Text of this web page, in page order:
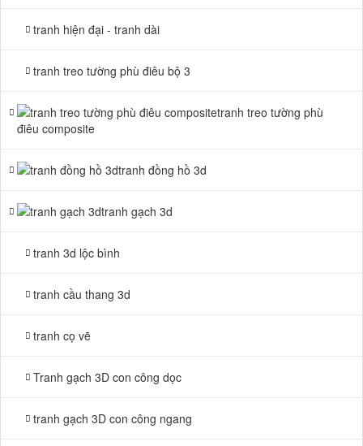
tranh hiện đại - tranh dài
tranh treo tường phù điêu bộ 3
tranh treo tường phù
điêu composite
tranh đồng hồ 3d
tranh gạch 3d
tranh 3d lộc bình
tranh cầu thang 3d
tranh cọ vẽ
Tranh gạch 3D con công dọc
tranh gạch 3D con công ngang